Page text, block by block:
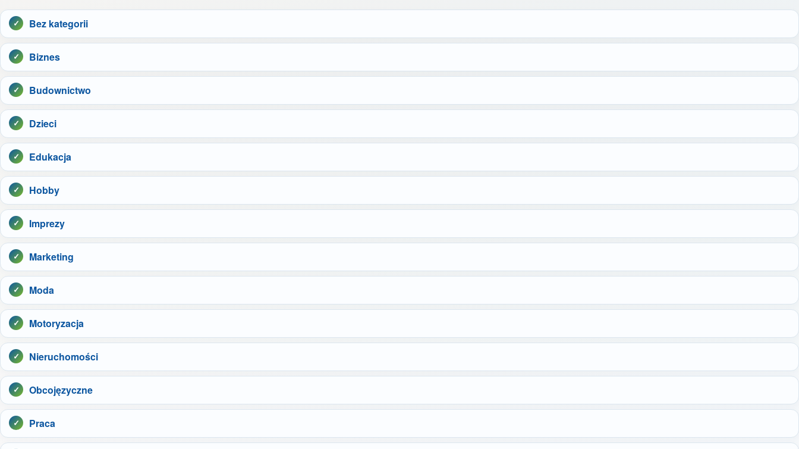
Bez kategorii
Biznes
Budownictwo
Dzieci
Edukacja
Hobby
Imprezy
Marketing
Moda
Motoryzacja
Nieruchomości
Obcojęzyczne
Praca